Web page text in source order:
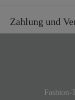
Zahlung und
Fashion-